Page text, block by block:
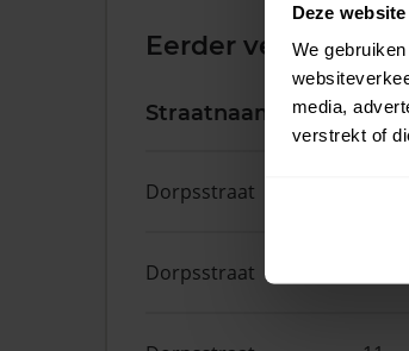
Deze
We
media,
verstrekt of
Eerder verkochte
Straatnaam
Dorpsstraat
Dorpsstraat